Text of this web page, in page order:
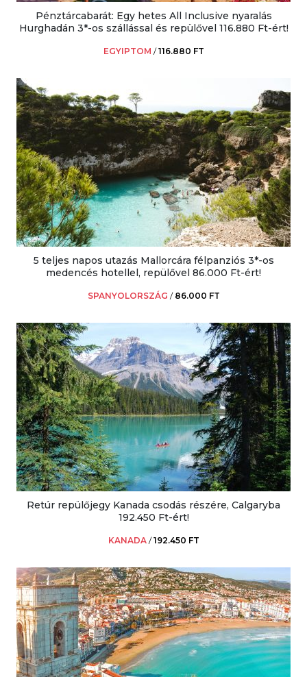
Pénztárcabarát: Egy hetes All Inclusive nyaralás
Hurghadán 3*-os szállással és repülővel 116.880 Ft-ért!
EGYIPTOM /116.880 FT
5 teljes napos utazás Mallorcára félpanziós 3*-os
medencés hotellel, repülővel 86.000 Ft-ért!
SPANYOLORSZÁG / 86.000 FT
Retúr repülőjegy Kanada csodás részére, Calgaryba
192.450 Ft-ért!
KANADA /192.450 FT